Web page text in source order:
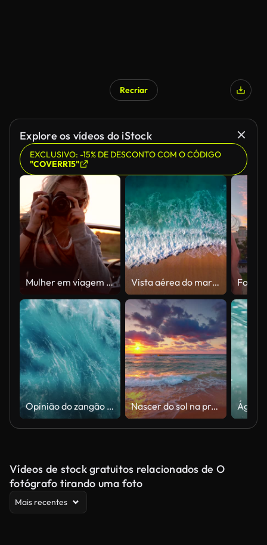
Recriar
Explore os vídeos do iStock
EXCLUSIVO: -15% DE DESCONTO COM O CÓDIGO
"COVERR15"
Mulher em viagem sentado no conversível e tirar fotos Vista aérea do mar e das ondas claros de turquesa
Opinião do zangão do espirro das ondas de oceano Nascer do sol na praia tropical com raios de sol dourados sobre a areia e o mar
Vídeos de stock gratuitos relacionados de O
fotógrafo tirando uma foto
Mais recentes